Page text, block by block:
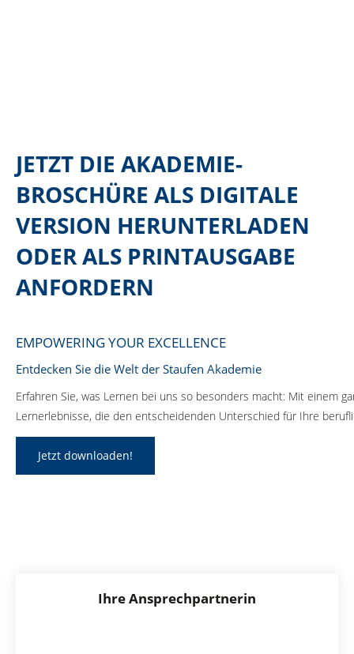
JETZT DIE AKADEMIE-
BROSCHÜRE ALS DIGITALE
VERSION HERUNTERLADEN
ODER ALS PRINTAUSGABE
ANFORDERN
EMPOWERING YOUR EXCELLENCE
Entdecken Sie die Welt der Staufen Akademie
Erfahren Sie, was Lernen bei uns so besonders macht: Mit einem
Lernerlebnisse, die den entscheidenden Unterschied für Ihre
Jetzt downloaden!
Ihre Ansprechpartnerin